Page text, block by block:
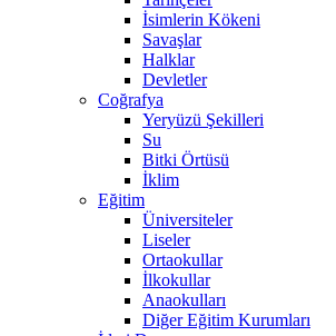
İsimlerin Kökeni
Savaşlar
Halklar
Devletler
Coğrafya
Yeryüzü Şekilleri
Su
Bitki Örtüsü
İklim
Eğitim
Üniversiteler
Liseler
Ortaokullar
İlkokullar
Anaokulları
Diğer Eğitim Kurumları